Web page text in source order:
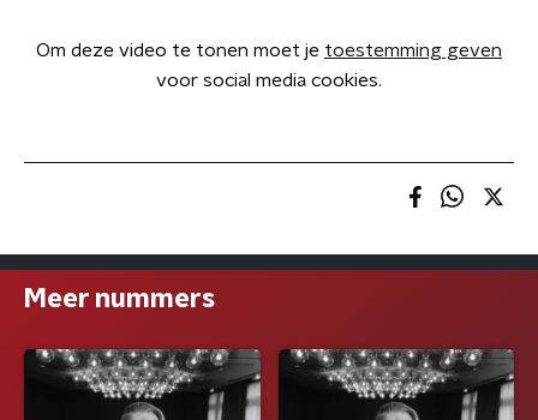
Om deze video te tonen moet je toestemming geven
voor social media cookies.
Meer nummers